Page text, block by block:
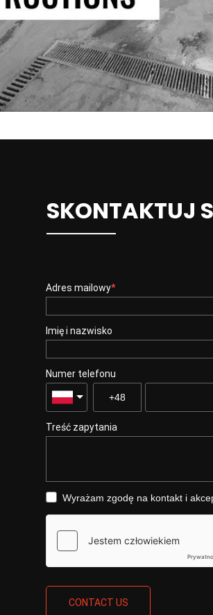
SKONTAKTUJ
Adres mailowy
Imię i nazwisko
Numer telefonu
Treść zapytania
Wyrażam zgodę na kontakt i
CONTACT US